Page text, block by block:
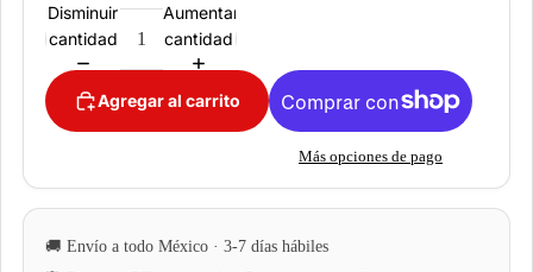
Disminuir
cantidad
Aumentar
cantidad
Agregar al carrito
Más opciones de pago